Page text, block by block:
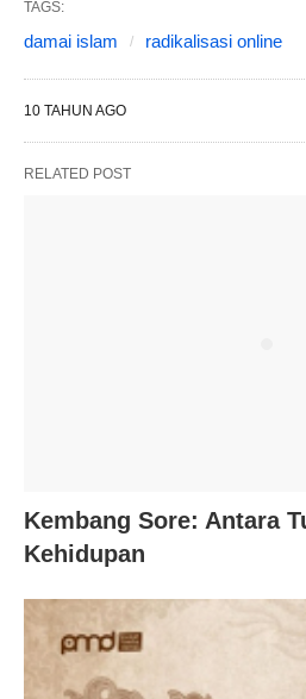
TAGS:
damai islam radikalisasi online
10 TAHUN AGO
RELATED POST
Kembang Sore: Antara
Kehidupan